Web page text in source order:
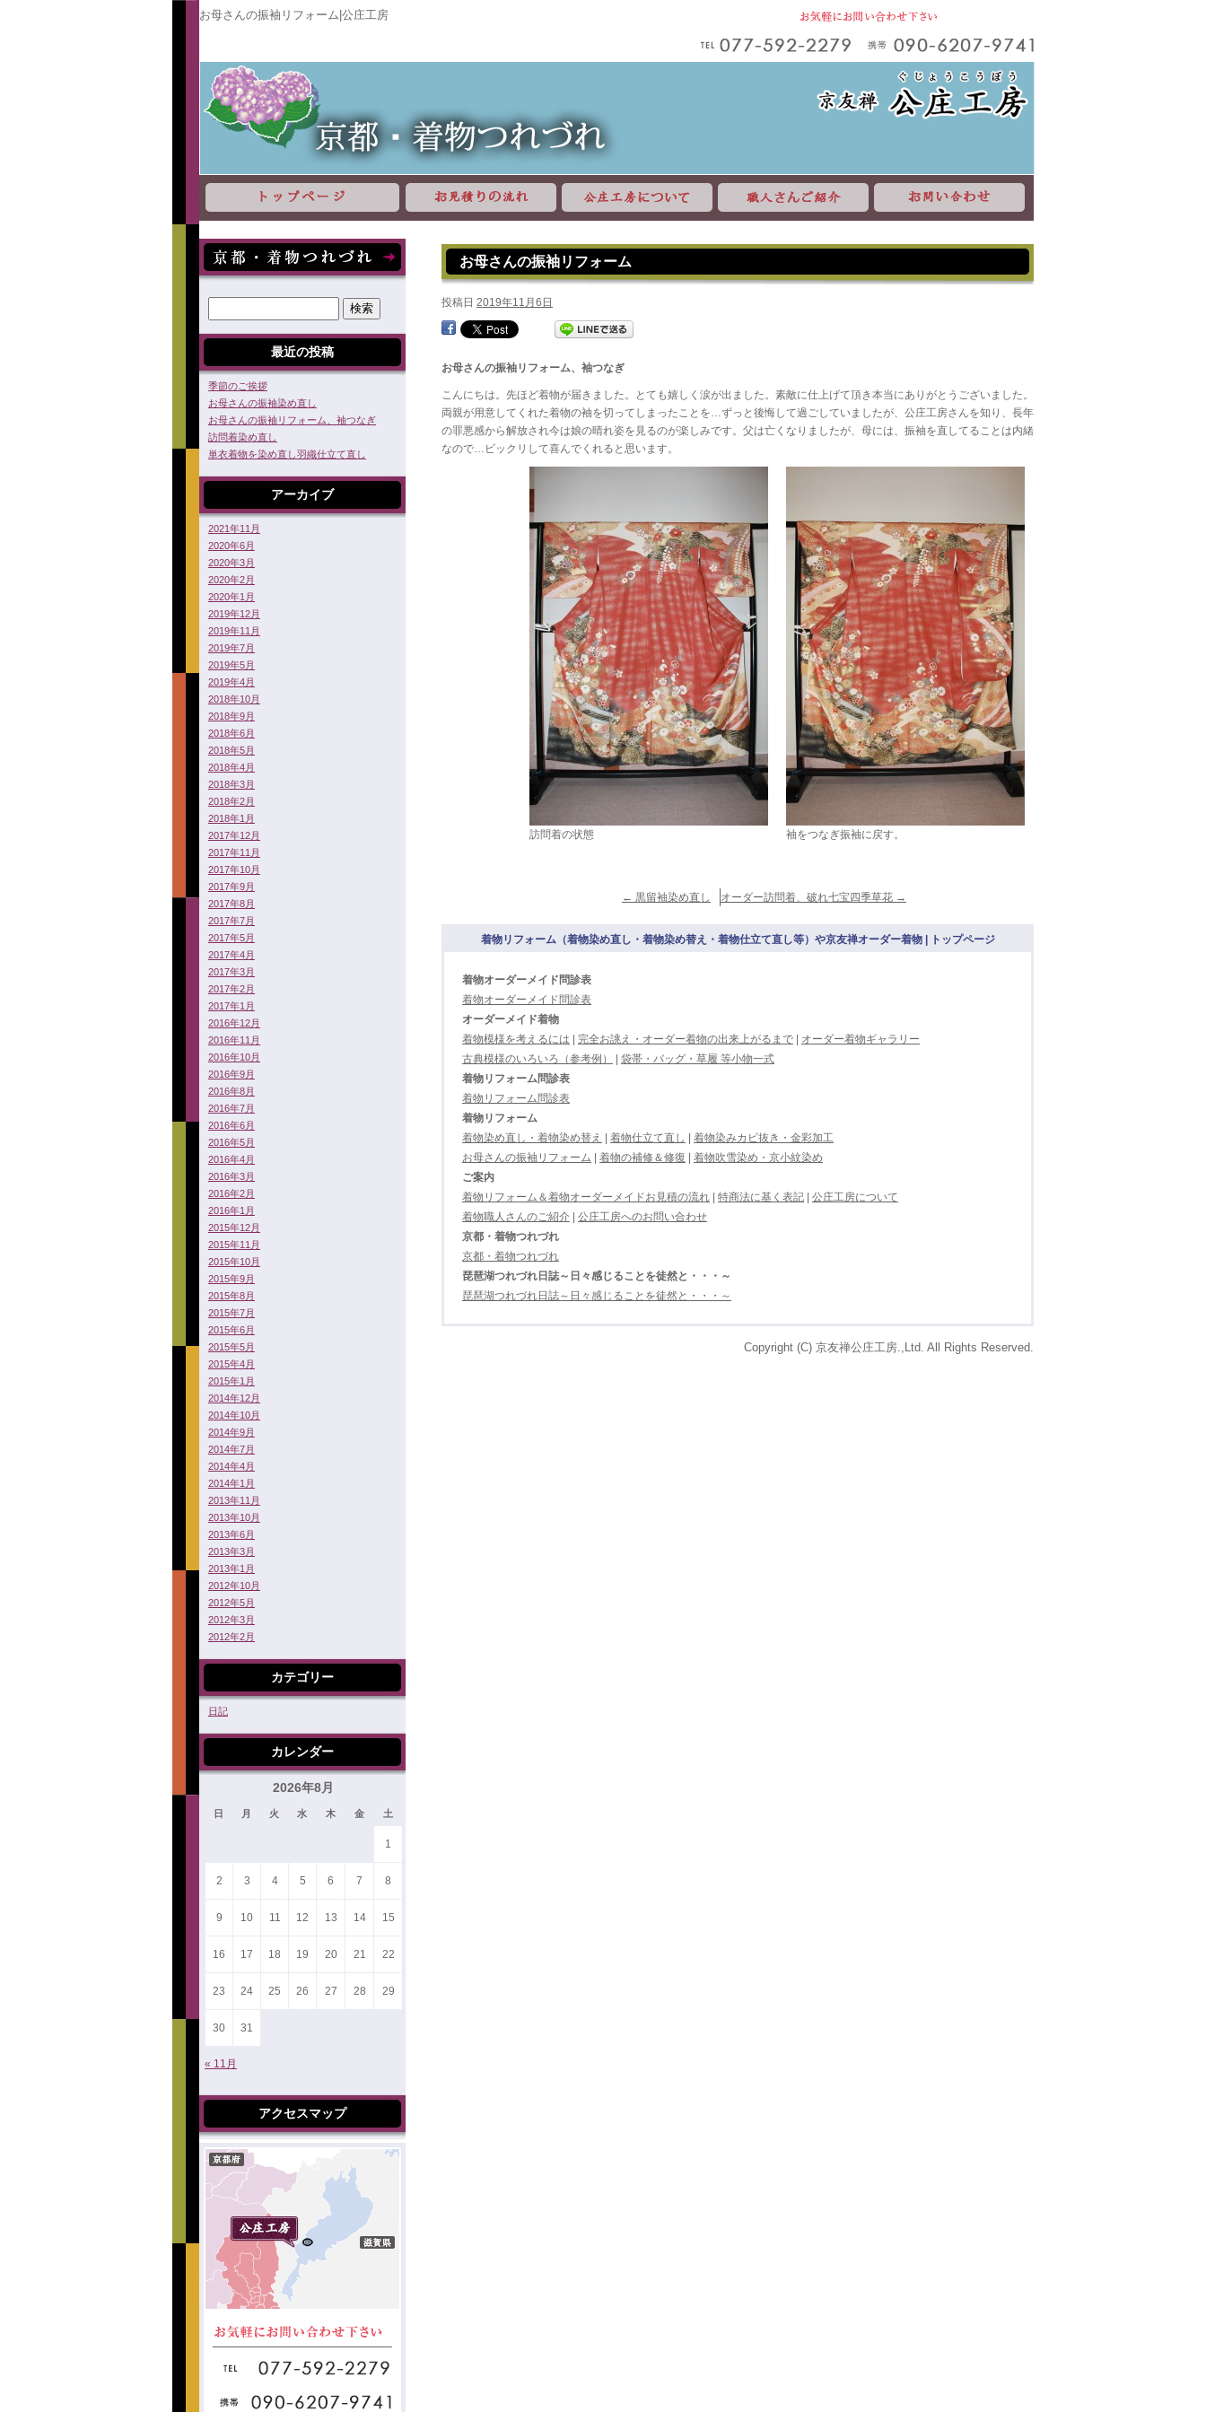
お母さんの振袖リフォーム|公庄工房
最近の投稿
季節のご挨拶
お母さんの振袖染め直し
お母さんの振袖リフォーム、袖つなぎ
訪問着染め直し
単衣着物を染め直し羽織仕立て直し
アーカイブ
2021年11月
2020年6月
2020年3月
2020年2月
2020年1月
2019年12月
2019年11月
2019年7月
2019年5月
2019年4月
2018年10月
2018年9月
2018年6月
2018年5月
2018年4月
2018年3月
2018年2月
2018年1月
2017年12月
2017年11月
2017年10月
2017年9月
2017年8月
2017年7月
2017年5月
2017年4月
2017年3月
2017年2月
2017年1月
2016年12月
2016年11月
2016年10月
2016年9月
2016年8月
2016年7月
2016年6月
2016年5月
2016年4月
2016年3月
2016年2月
2016年1月
2015年12月
2015年11月
2015年10月
2015年9月
2015年8月
2015年7月
2015年6月
2015年5月
2015年4月
2015年1月
2014年12月
2014年10月
2014年9月
2014年7月
2014年4月
2014年1月
2013年11月
2013年10月
2013年6月
2013年3月
2013年1月
2012年10月
2012年5月
2012年3月
2012年2月
カテゴリー
日記
カレンダー
2026年8月
日 月 火 水 木 金 土
« 11月
1
2 3 4 5 6 7 8
9 10 11 12 13 14 15
16 17 18 19 20 21 22
23 24 25 26 27 28 29
30 31
アクセスマップ
お母さんの振袖リフォーム
投稿日 2019年11月6日
お母さんの振袖リフォーム、袖つなぎ
こんにちは。先ほど着物が届きました。とても嬉しく涙が出ました。素敵に仕上げて頂き本当にありがとうございました。
両親が用意してくれた着物の袖を切ってしまったことを…ずっと後悔して過ごしていましたが、公庄工房さんを知り、長年
の罪悪感から解放され今は娘の晴れ姿を見るのが楽しみです。父は亡くなりましたが、母には、振袖を直してることは内緒
なので…ビックリして喜んでくれると思います。
袖をつなぎ振袖に戻す。
訪問着の状態
← 黒留袖染め直し オーダー訪問着、破れ七宝四季草花 →
着物リフォーム（着物染め直し・着物染め替え・着物仕立て直し等）や京友禅オーダー着物 | トップページ
着物オーダーメイド問診表
着物オーダーメイド問診表
オーダーメイド着物
着物模様を考えるには
完全お誂え・オーダー着物の出来上がるまで
オーダー着物ギャラリー
古典模様のいろいろ（参考例）
袋帯・バッグ・草履 等小物一式
着物リフォーム問診表
着物リフォーム問診表
着物リフォーム
着物染め直し・着物染め替え
着物仕立て直し
着物染みカビ抜き・金彩加工
お母さんの振袖リフォーム
着物の補修＆修復
着物吹雪染め・京小紋染め
ご案内
着物リフォーム＆着物オーダーメイドお見積の流れ
特商法に基く表記
公庄工房について
着物職人さんのご紹介
公庄工房へのお問い合わせ
京都・着物つれづれ
京都・着物つれづれ
琵琶湖つれづれ日誌～日々感じることを徒然と・・・～
琵琶湖つれづれ日誌～日々感じることを徒然と・・・～
Copyright (C) 京友禅公庄工房.,Ltd. All Rights Reserved.